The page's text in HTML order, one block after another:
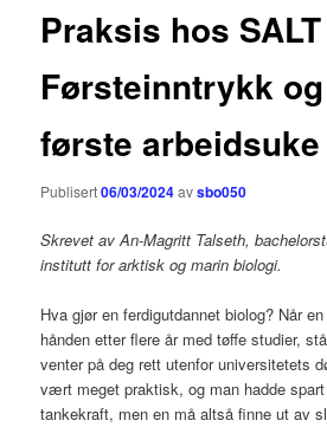
Praksis hos
Førsteinntrykk
første arbeidsuke
Publisert06/03/2024avsbo050
Skrevet av An-Magritt Talseth,
institutt for arktisk og marin biologi.
Hva gjør en ferdigutdannet biolog? Når
hånden etter flere år med tøffe studier,
venter på deg rett utenfor universitetets
vært meget praktisk, og man hadde
tankekraft, men en må altså finne ut av